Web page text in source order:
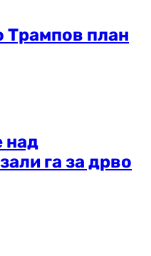
Трампов план
над
га за дрво